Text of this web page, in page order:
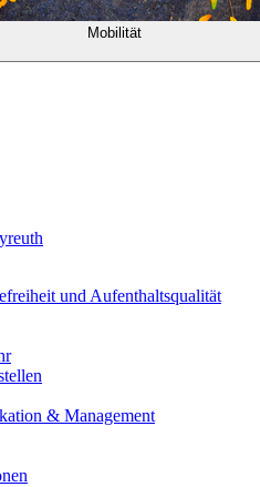
Mobilität
und Aufenthaltsqualität
& Management